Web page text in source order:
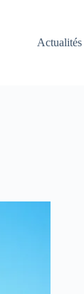
Actualités